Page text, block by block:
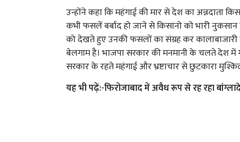
उन्होंने कहा कि महंगाई की मार से देश का अन्नदाता
कभी फसलें बर्बाद हो जाने से किसानो को भारी
को देखते हुए उनकी फसलों का संग्रह कर
बेलगाम है। भाजपा सरकार की मनमानी के चलते देश में
सरकार के रहते महंगाई और भ्रष्टाचार से छुटकारा
यह भी पढ़ें:-फिरोजाबाद में अवैध रूप से रह रहा